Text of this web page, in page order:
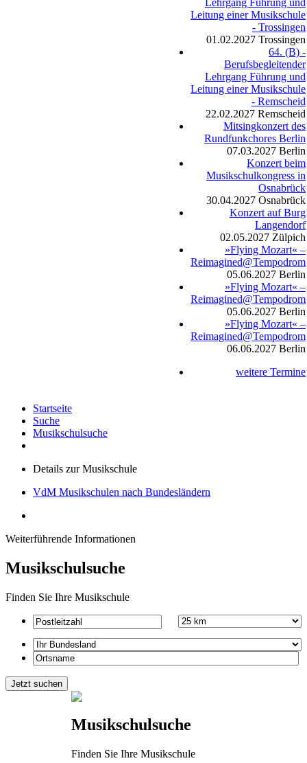
Lehrgang Führung und
Leitung einer Musikschule
- Trossingen
01.02.2027 Trossingen
64. (B) -
Berufsbegleitender
Lehrgang Führung und
Leitung einer Musikschule
- Remscheid
22.02.2027 Remscheid
Mitsingkonzert des
Rundfunkchores Berlin
07.03.2027 Berlin
Konzert beim
Musikschulkongress in
Osnabrück
30.04.2027 Osnabrück
Konzert auf Burg
Langendorf
02.05.2027 Zülpich
»Flying Mozart« –
Reimagined@Tempodrom
05.06.2027 Berlin
»Flying Mozart« –
Reimagined@Tempodrom
05.06.2027 Berlin
»Flying Mozart« –
Reimagined@Tempodrom
06.06.2027 Berlin
weitere Termine
Startseite
Suche
Musikschulsuche
Details zur Musikschule
VdM Musikschulen nach Bundesländern
Weiterführende Informationen
Musikschulsuche
Finden Sie Ihre Musikschule
Musikschulsuche
Finden Sie Ihre Musikschule